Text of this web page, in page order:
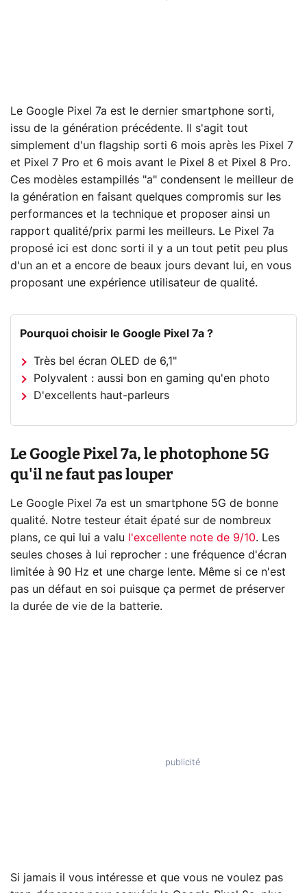
Le Google Pixel 7a est le dernier smartphone sorti,
issu de la génération précédente. Il s'agit tout
simplement d'un flagship sorti 6 mois après les Pixel 7
et Pixel 7 Pro et 6 mois avant le Pixel 8 et Pixel 8 Pro.
Ces modèles estampillés "a" condensent le meilleur de
la génération en faisant quelques compromis sur les
performances et la technique et proposer ainsi un
rapport qualité/prix parmi les meilleurs. Le Pixel 7a
proposé ici est donc sorti il y a un tout petit peu plus
d'un an et a encore de beaux jours devant lui, en vous
proposant une expérience utilisateur de qualité.
Pourquoi choisir le Google Pixel 7a ?
Très bel écran OLED de 6,1"
Polyvalent : aussi bon en gaming qu'en photo
D'excellents haut-parleurs
Le Google Pixel 7a, le photophone 5G
qu'il ne faut pas louper
Le Google Pixel 7a est un smartphone 5G de bonne
qualité. Notre testeur était épaté sur de nombreux
plans, ce qui lui a valu
l'excellente note de 9/10. Les
seules choses à lui reprocher : une fréquence d'écran
limitée à 90 Hz et une charge lente. Même si ce n'est
pas un défaut en soi puisque ça permet de préserver
la durée de vie de la batterie.
Si jamais il vous intéresse et que vous ne voulez pas